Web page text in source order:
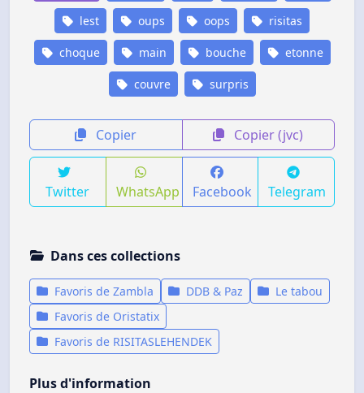
lest oups oops risitas
choque main bouche etonne
couvre surpris
Copier Copier (jvc)
Twitter WhatsApp Facebook Telegram
Dans ces collections
Favoris de Zambla DDB & Paz
Le tabou
Favoris de Oristatix
Favoris de RISITASLEHENDEK
Plus d'information